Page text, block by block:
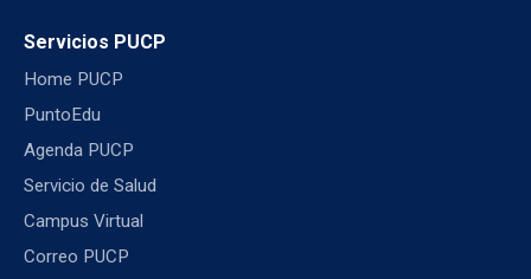
Servicios PUCP
Home PUCP
PuntoEdu
Agenda PUCP
Servicio de Salud
Campus Virtual
Correo PUCP